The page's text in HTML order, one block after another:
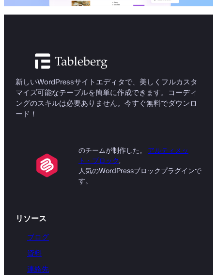
新しいWordPressサイトエディタで、美しくフルカスタ
マイズ可能なテーブルを簡単に作成できます。コーディ
ングのスキルは必要ありません。今すぐ無料でダウンロ
ード！
のチームが制作した。 アルティメッ
ト・ブロック,
人気のWordPressブロックプラグインで
す。
リソース
ブログ
資料
連絡先